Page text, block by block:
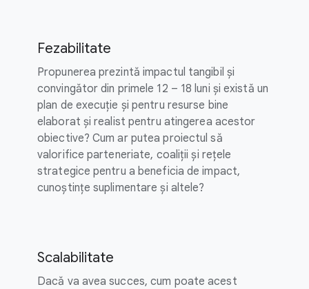
Fezabilitate
Propunerea prezintă impactul tangibil și
convingător din primele 12 – 18 luni și există un
plan de execuție și pentru resurse bine
elaborat și realist pentru atingerea acestor
obiective? Cum ar putea proiectul să
valorifice parteneriate, coaliții și rețele
strategice pentru a beneficia de impact,
cunoștințe suplimentare și altele?
Scalabilitate
Dacă va avea succes, cum poate acest